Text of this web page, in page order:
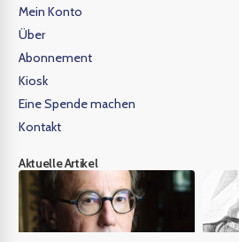
Mein Konto
Über
Abonnement
Kiosk
Eine Spende machen
Kontakt
Aktuelle Artikel